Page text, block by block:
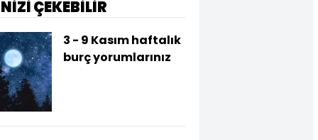
ÇEKEBİLİR
3 - 9 Kasım haftalık
burç yorumlarınız